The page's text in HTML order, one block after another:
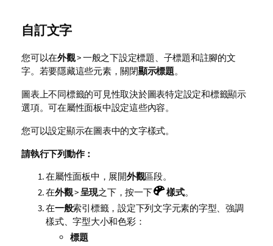
自訂文字
您可以在外觀> 一般之下設定標題、子標題和註腳的文
字。若要隱藏這些元素，關閉顯示標題。
圖表上不同標籤的可見性取決於圖表特定設定和標籤顯示
選項。可在屬性面板中設定這些內容。
您可以設定顯示在圖表中的文字樣式。
請執行下列動作：
在屬性面板中，展開外觀區段。
在外觀>呈現之下，按一下 樣式。
在一般索引標籤，設定下列文字元素的字型、強調
樣式、字型大小和色彩：
標題